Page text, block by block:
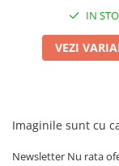
KuKirin G2 MASTER
Kukirin G2 MAX
KuKirin S1 PRO
Kugoo S1
IN
VEZI
Imaginile sunt cu
Newsletter Nu rata